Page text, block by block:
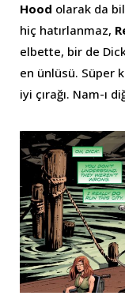
Hood olarak da
hiç hatırlanmaz,
elbette, bir de
en ünlüsü. Süper
iyi çırağı. Nam-ı